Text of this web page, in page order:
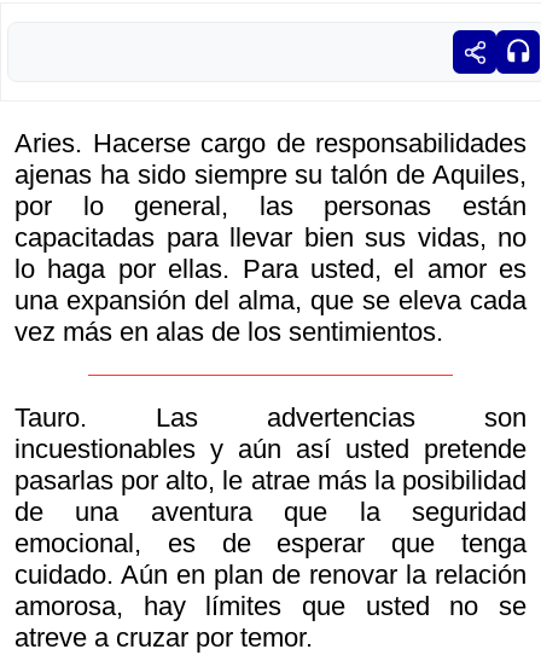
Aries. Hacerse cargo de responsabilidades
ajenas ha sido siempre su talón de Aquiles,
por lo general, las personas están
capacitadas para llevar bien sus vidas, no
lo haga por ellas. Para usted, el amor es
una expansión del alma, que se eleva cada
vez más en alas de los sentimientos.
Tauro. Las advertencias son
incuestionables y aún así usted pretende
pasarlas por alto, le atrae más la posibilidad
de una aventura que la seguridad
emocional, es de esperar que tenga
cuidado. Aún en plan de renovar la relación
amorosa, hay límites que usted no se
atreve a cruzar por temor.